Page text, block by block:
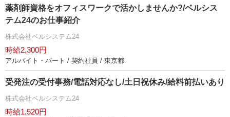
薬剤師資格をオフィスワークで活かしませんか?/ベルシス
テム24のお仕事紹介
株式会社ベルシステム24
時給2,300円
アルバイト・パート / 契約社員 / 東京都
受発注の受付事務/電話対応なし/土日祝休み/給料前払いあり
株式会社ベルシステム24
時給1,520円